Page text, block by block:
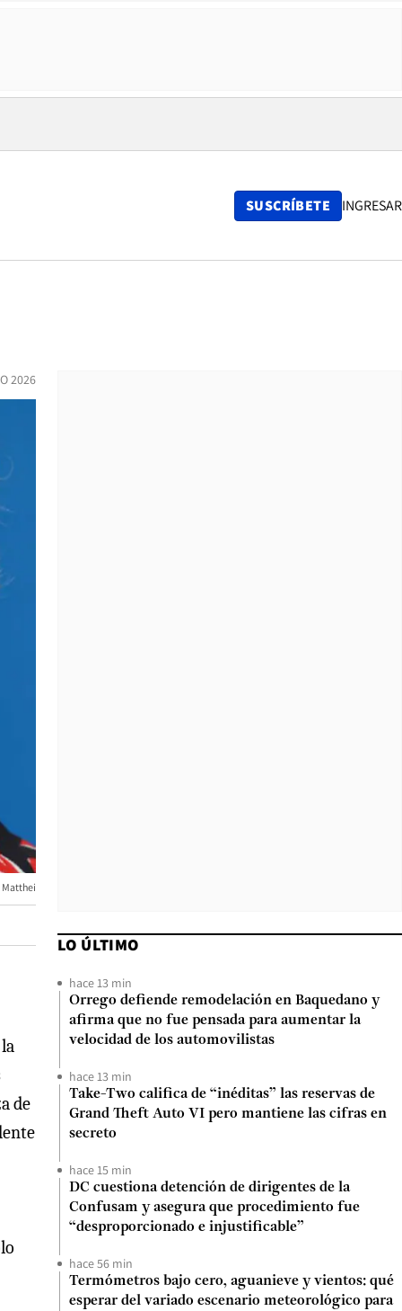
SUSCRÍBETE INGRESAR
2026
Matthei
de
LO ÚLTIMO
hace 13 min
Orrego defiende remodelación en Baquedano y
afirma que no fue pensada para aumentar la
velocidad de los automovilistas
hace 13 min
Take-Two califica de “inéditas” las reservas de
Grand Theft Auto VI pero mantiene las cifras en
secreto
hace 15 min
DC cuestiona detención de dirigentes de la
Confusam y asegura que procedimiento fue
“desproporcionado e injustificable”
hace 56 min
Termómetros bajo cero, aguanieve y vientos: qué
esperar del variado escenario meteorológico para